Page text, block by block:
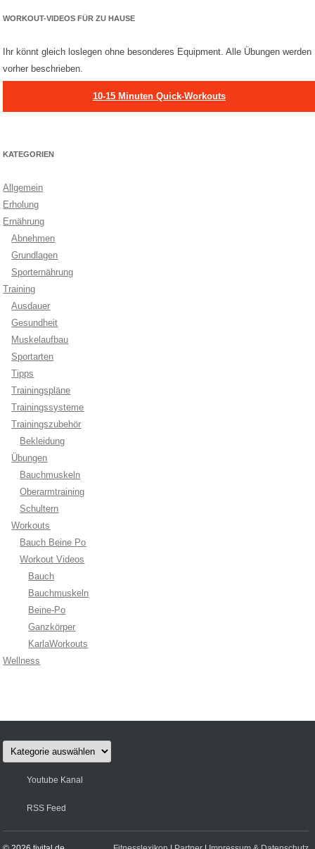
WORKOUT-VIDEOS FÜR ZU HAUSE
Ihr könnt gleich loslegen ohne besonderes Equipment. Alle Übungen werden
vorher beschrieben.
10-15 Minuten Quick-Workouts
KATEGORIEN
Allgemein
Erholung
Ernährung
Abnehmen
Grundlagen
Sporternährung
Training
Ausdauer
Gesundheit
Muskelaufbau
Sportarten
Tipps
Trainingspläne
Trainingssysteme
Trainingszubehör
Bekleidung
Übungen
Bauchmuskeln
Oberarmtraining
Schultern
Workouts
Bauch Beine Po
Workout Videos
Bauch
Bauchmuskeln
Beine-Po
Ganzkörper
KarlaWorkouts
Wellness
Kategorien
Youtube Kanal
RSS Feed